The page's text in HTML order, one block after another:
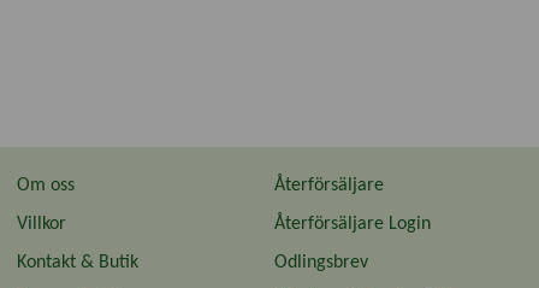
Om oss
Villkor
Kontakt & Butik
Återförsäljare
Återförsäljare Login
Odlingsbrev